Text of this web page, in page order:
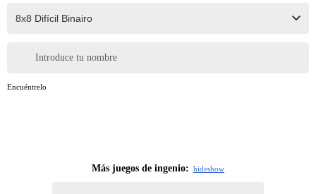
Introduce tu nombre
Encuéntrelo
Más juegos de ingenio: hideshow